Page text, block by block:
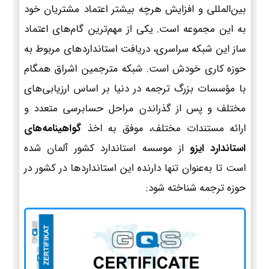
بین‌المللی و افزایش هرچه بیشتر اعتماد مشتریان خود
به این مجموعه است. یکی از مهم‌ترین گام‌های اعتماد
ساز این شبکه سراسری، دریافت استانداردهای مربوط به
حوزه کاری خودش است. شبکه مترجمین اشراق همگام
با مؤسسات بزرگ ترجمه در دنیا بر اساس ارزیابی‌های
مختلف و پس از گذراندن مراحل حسابرسی متعدد و
ارائه مستندات مختلف، موفق به اخذ گواهینامه‌های
استاندارد ایزو از موسسه استاندارد کشور آلمان شده
است تا به‌عنوان تنها دارنده این استانداردها در کشور در
حوزه ترجمه شناخته شود: